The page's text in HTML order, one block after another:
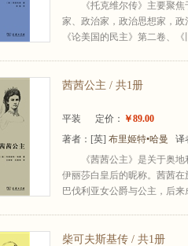
《托克维尔传》主要聚
家、政治家，政治思想家，政
《论美国的民主》第二卷、
茜茜公主 / 共1册
平装 定价： ￥89.00
著者： [英] 布里姬特•哈曼 译
《茜茜公主》是关于奥
伊丽莎白皇后的昵称。茜茜
巴伐利亚女公爵与公主，后
柴可夫斯基传 / 共1册